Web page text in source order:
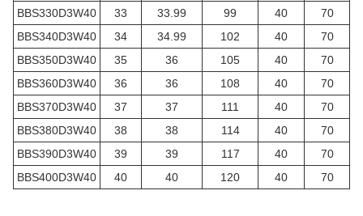
BBS330D3W40 33 33.99 99 40
70
BBS340D3W40
34 34.99 102 40
70
BBS350D3W40
35 36 105 40
70
BBS360D3W40
36 36 108 40
70
BBS370D3W40
37 37 111 40
70
BBS380D3W40
38 38 114 40
70
BBS390D3W40
39 39 117 40
70
BBS400D3W40
40 40 120 40 70